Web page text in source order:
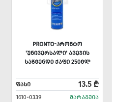
PRONTO-ᲞᲠᲝᲜᲢᲝ
'ᲣᲜᲘᲕᲔᲠᲡᲐᲚᲘ' ᲐᲕᲔᲯᲘᲡ
ᲡᲐᲬᲛᲔᲜᲓᲘ ᲥᲐᲤᲘ 250ᲛᲚ
ᲤᲐᲡᲘ 13.5 ₾
1610-0339 ᲛᲐᲠᲐᲒᲨᲘᲐ